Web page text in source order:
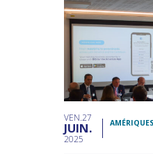
VEN 27
JUIN
2025
AMÉRIQUES